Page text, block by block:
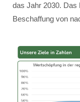
das Jahr 2030. Das
Beschaffung von